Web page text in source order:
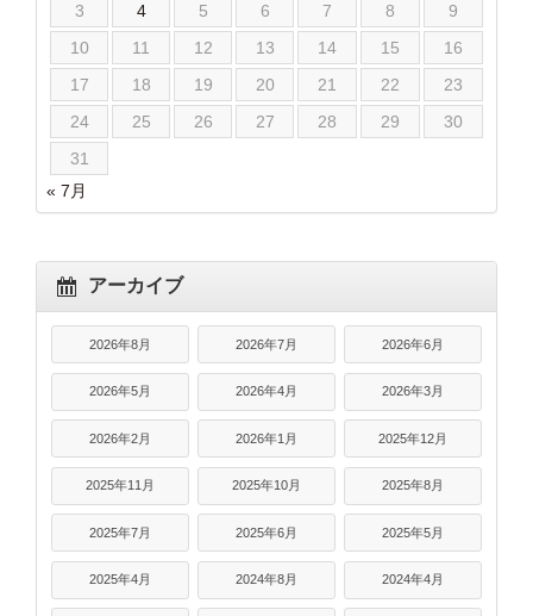
3
4 5 6 7 8
9
10
11 12 13 14 15
16
17
18 19 20 21 22
23
24
25 26 27 28 29
30
31
« 7月
アーカイブ
2026年8月 2026年7月 2026年6月
2026年5月 2026年4月 2026年3月
2026年2月 2026年1月 2025年12月
2025年11月 2025年10月 2025年8月
2025年7月 2025年6月 2025年5月
2025年4月 2024年8月 2024年4月